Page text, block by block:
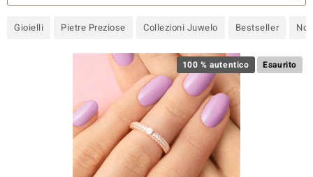
Gioielli Pietre Preziose Collezioni Juwelo Bestseller
100 % autentico Esaurito